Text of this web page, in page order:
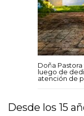
Doña
luego de
atención de
Desde los 15